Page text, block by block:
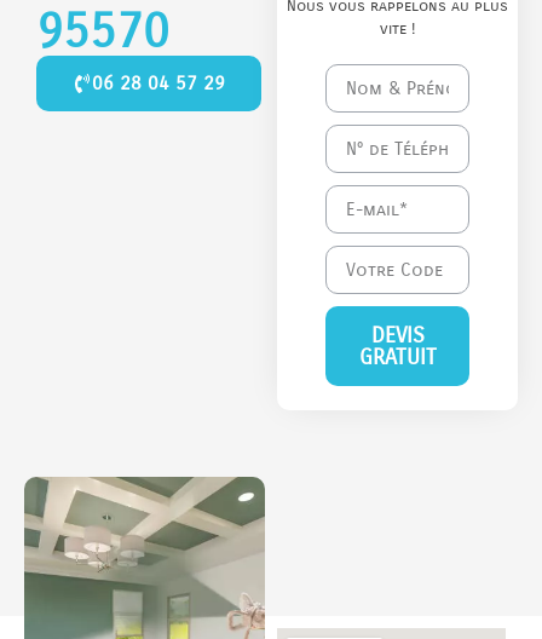
95570
06 28 04 57 29
Nous vous rappelons au plus
vite !
DEVIS
GRATUIT